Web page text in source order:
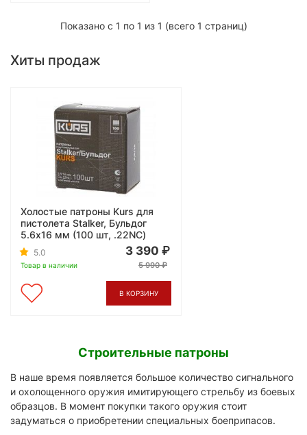
Показано с 1 по 1 из 1 (всего 1 страниц)
Хиты продаж
Холостые патроны Kurs для
пистолета Stalker, Бульдог
5.6x16 мм (100 шт, .22NC)
5.0
Товар в наличии
3 390
5 990
В КОРЗИНУ
Строительные патроны
В наше время появляется большое количество сигнального
и охолощенного оружия имитирующего стрельбу из боевых
образцов. В момент покупки такого оружия стоит
задуматься о приобретении специальных боеприпасов.